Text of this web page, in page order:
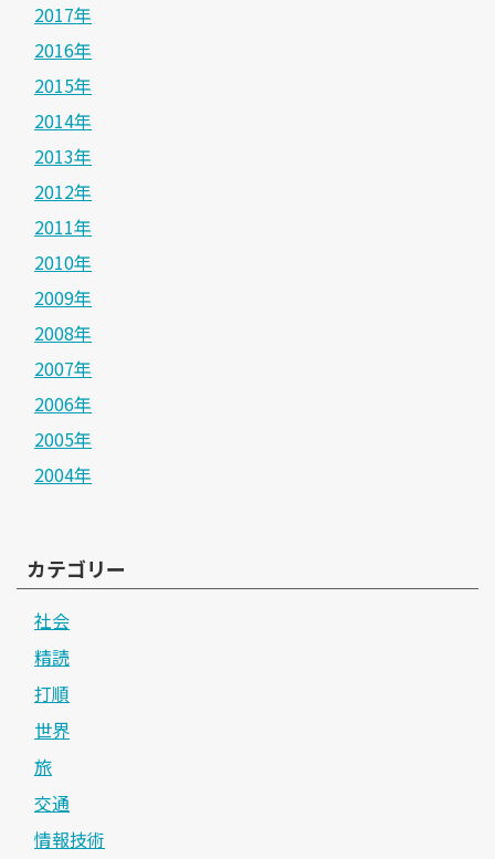
2017年
2016年
2015年
2014年
2013年
2012年
2011年
2010年
2009年
2008年
2007年
2006年
2005年
2004年
カテゴリー
社会
精読
打順
世界
旅
交通
情報技術